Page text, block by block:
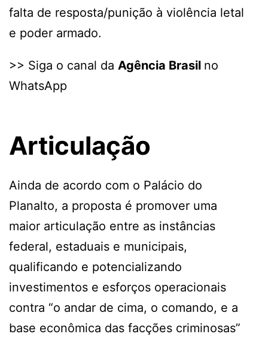
falta de resposta/punição à violência letal
e poder armado.
>> Siga o canal da Agência Brasil no
WhatsApp
Articulação
Ainda de acordo com o Palácio do
Planalto, a proposta é promover uma
maior articulação entre as instâncias
federal, estaduais e municipais,
qualificando e potencializando
investimentos e esforços operacionais
contra “o andar de cima, o comando, e a
base econômica das facções criminosas”